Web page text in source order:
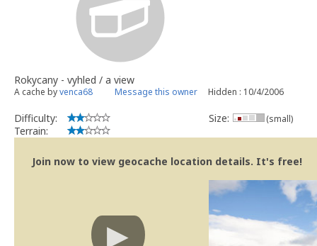
Rokycany - vyhled / a view
A cache byvenca68 Message this owner Hidden : 10/4/2006
Difficulty:
Terrain:
Size: (small)
Join now to view geocache location details. It's free!